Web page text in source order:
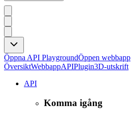
Öppna API PlaygroundÖppen webbapp
ÖversiktWebbappAPIPlugin3D-utskrift
API
Komma igång